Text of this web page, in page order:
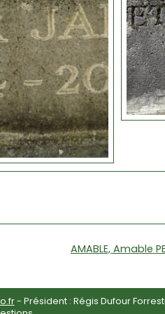
AMABLE, Amable
- Président : Régis Dufour